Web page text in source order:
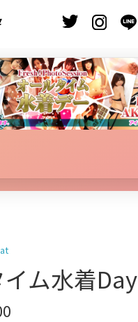
ム水着Day